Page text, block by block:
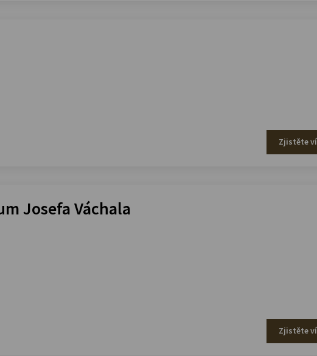
Zjistěte
Josefa Váchala
Zjistěte